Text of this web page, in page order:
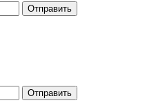
Отправить
Отправить